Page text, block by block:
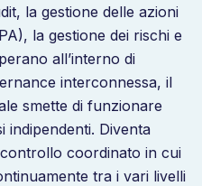
la gestione delle azioni
la gestione dei rischi e
all’interno di
interconnessa, il
smette di funzionare
indipendenti. Diventa
coordinato in cui
tra i vari livelli